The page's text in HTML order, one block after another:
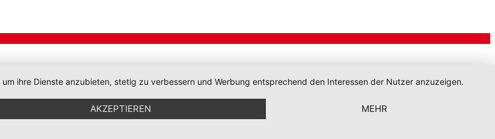
ihre Dienste anzubieten, stetig zu verbessern und Werbung entsprechend den Interessen der Nutzer anzuzeigen.
AKZEPTIEREN MEHR